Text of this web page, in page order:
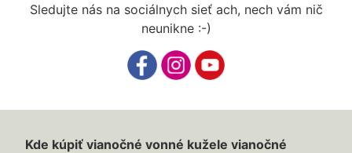
Sledujte nás na sociálnych sieť ach, nech vám nič
neunikne :-)
Kde kúpiť vianočné vonné kužele vianočné